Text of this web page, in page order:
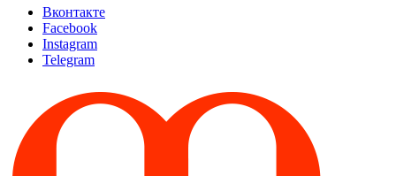
Вконтакте
Facebook
Instagram
Telegram